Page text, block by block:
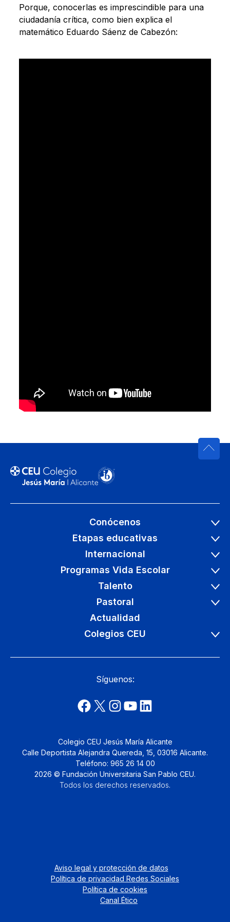
Porque, conocerlas es imprescindible para una
ciudadanía crítica, como bien explica el
matemático Eduardo Sáenz de Cabezón:
Conócenos
Etapas educativas
Internacional
Programas Vida Escolar
Talento
Pastoral
Actualidad
Colegios CEU
Síguenos:
Colegio CEU Jesús María Alicante
Calle Deportista Alejandra Quereda, 15, 03016 Alicante.
Teléfono: 965 26 14 00
2026 © Fundación Universitaria San Pablo CEU.
Todos los derechos reservados.
Aviso legal y protección de datos
Política de privacidad Redes Sociales
Política de cookies
Canal Ético